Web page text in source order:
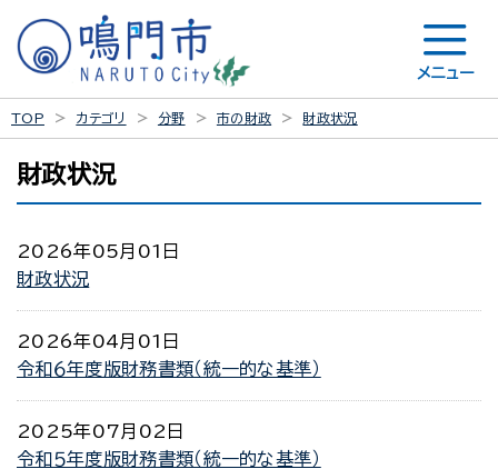
メニュー
TOP カテゴリ 分野 市の財政 財政状況
財政状況
2026年05月01日
財政状況
2026年04月01日
令和６年度版財務書類（統一的な基準）
2025年07月02日
令和５年度版財務書類（統一的な基準）